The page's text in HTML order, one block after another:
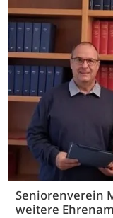
Seniorenverein
weitere